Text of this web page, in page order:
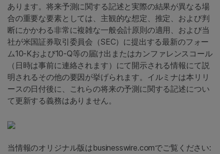
あります。将来予測に関する記述と実際の結果が異なる場
合の重要な要素としては、主観的な想定、推定、および判
断にかかわる非常に複雑な一般会計原則の適用、および当
社が米国証券取引委員会（SEC）に提出する最新のフォー
ム10-Kおよび10-Q等の届け出またはカンファレンスコール
（日時は事前に連絡されます）にて開示される情報にて説
明されるその他の要因が挙げられます。イルミナは本リリ
ースの日付後に、これらの将来の予測に関する記述につい
て更新する義務はありません。
当情報のオリジナル版はbusinesswire.comでご覧ください: